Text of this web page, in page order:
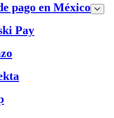
pago en México
Pay